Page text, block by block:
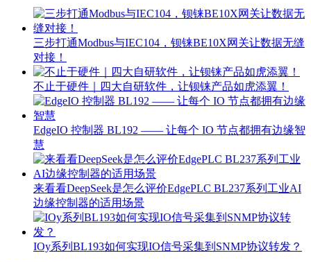
三步打通Modbus与IEC104，钡铼BE10X网关让数据无缝
对接！
不止于硬件｜四大自研软件，让钡铼产品如虎添翼！
EdgeIO 控制器 BL192 —— 让每个 IO 节点都拥有边缘智
慧
来看看DeepSeek是怎么评价EdgePLC BL237系列工业AI
边缘控制器的适用场景
IOy系列BL193如何实现IO信号采集到SNMP协议转发？